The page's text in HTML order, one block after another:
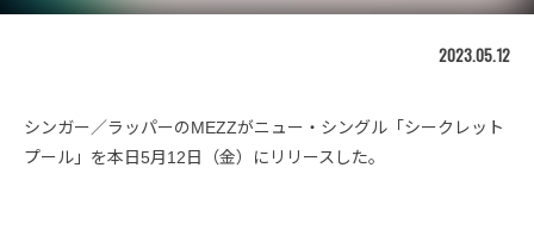
2023.05.12
シンガー／ラッパーのMEZZがニュー・シングル「シークレット
プール」を本日5月12日（金）にリリースした。